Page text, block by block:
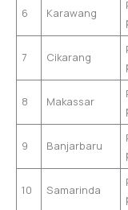
6 Karawang
7 Cikarang
8 Makassar
9 Banjarbaru
10 Samarinda